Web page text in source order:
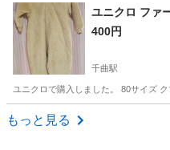
長野 千曲市 千曲駅 キッ
ユニクロ ファ
400円
千曲駅
ユニクロで購入しました。 80サイズ
長野 千曲市
もっと見る